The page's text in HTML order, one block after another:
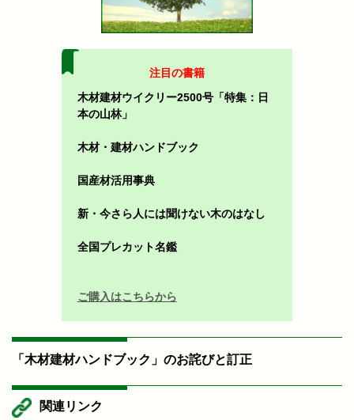
注目の書籍
木材建材ウイクリー2500号「特集：日
本の山林」
木材・建材ハンドブック
国産材活用事典
新・今さら人には聞けない木のはなし
全国プレカット名鑑
ご購入はこちらから
「木材建材ハンドブック」のお詫びと訂正
関連リンク